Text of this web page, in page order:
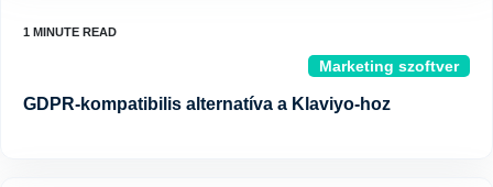
Marketing szoftver
GDPR-kompatibilis alternatíva a Klaviyo-hoz